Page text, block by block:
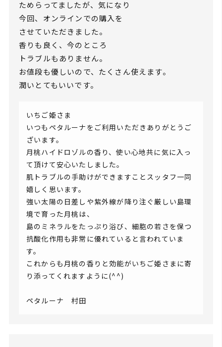
ためらってましたが、気になり
今回、オンラインでの購入を
させていただきました。
香りも良く、今のところ
トラブルもありません。
お値段も優しいので、たくさん使えます。
潤いとてもいいです。
いちご姫さま
いつもペタルーナをご利用いただきありがとうご
ざいます。
月桃ハイドロゾルの香り、使い心地共に気に入っ
て頂けて安心いたしました。
肌トラブルの手助けができますことスッタフ一同
嬉しく思います。
強い太陽の日差しや紫外線が降り注ぐ厳しい島環
境で育った月桃は、
島のミネラルをたっぷり浴び、細胞の若さを保つ
抗酸化作用も非常に優れていると言われていま
す。
これからも月桃の香りと効能がいちご姫さまに寄
り添ってくれますように(^^)
ペタルーナ 村田